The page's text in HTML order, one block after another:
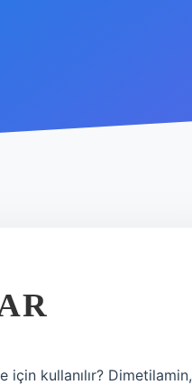
kullanılır? Dimetilamin,